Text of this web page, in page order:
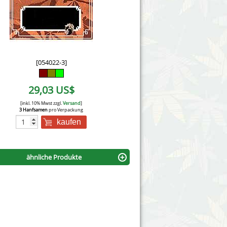
Victory Seeds
Vision Seeds
World of Seeds
CBD Nutzhanfsamen
[054022-3]
29,03 US$
[inkl. 10% Mwst zzgl.Versand]
3 Hanfsamenpro Verpackung
kaufen
ähnliche Produkte